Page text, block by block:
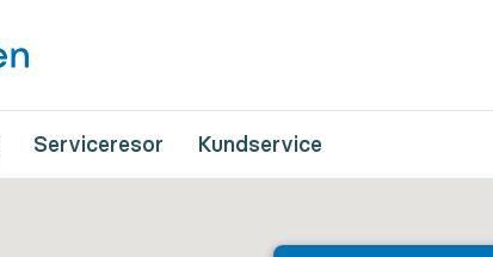
Serviceresor Kundservice